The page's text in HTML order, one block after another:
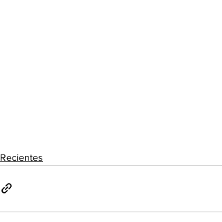
Recientes